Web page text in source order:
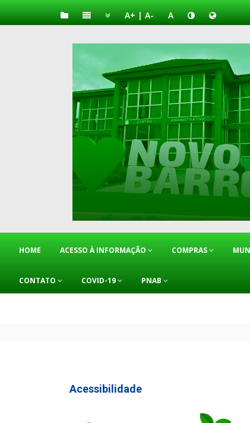
A+|A- A
HOME ACESSO À INFORMAÇÃO COMPRAS
CONTATO COVID-19 PNAB
Acessibilidade